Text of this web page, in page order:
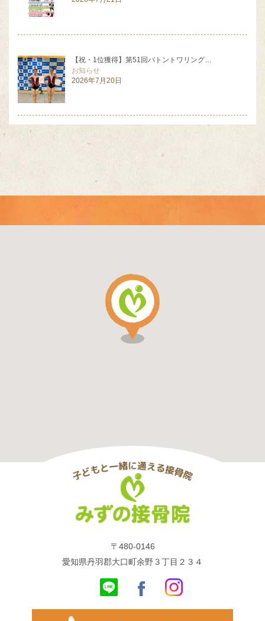
【祝・1位獲得】第51回バトントワリング…
お知らせ
2026年7月20日
〒480-0146
愛知県丹羽郡大口町余野３丁目２３４